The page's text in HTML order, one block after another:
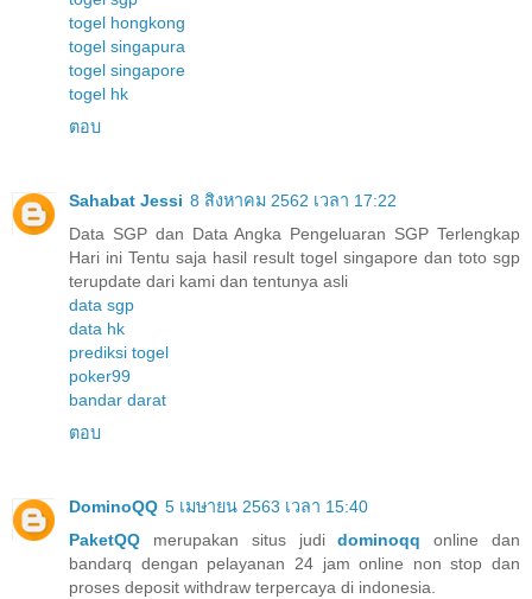
togel hongkong
togel singapura
togel singapore
togel hk
ตอบ
Sahabat Jessi 8 สิงหาคม 2562 เวลา 17:22
Data SGP dan Data Angka Pengeluaran SGP Terlengkap
Hari ini Tentu saja hasil result togel singapore dan toto sgp
terupdate dari kami dan tentunya asli
data sgp
data hk
prediksi togel
poker99
bandar darat
ตอบ
DominoQQ 5 เมษายน 2563 เวลา 15:40
PaketQQ merupakan situs judidominoqq online dan
bandarq dengan pelayanan 24 jam online non stop dan
proses deposit withdraw terpercaya di indonesia.